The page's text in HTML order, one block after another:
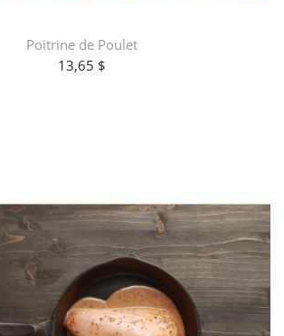
Poitrine de Poulet
13,65 $